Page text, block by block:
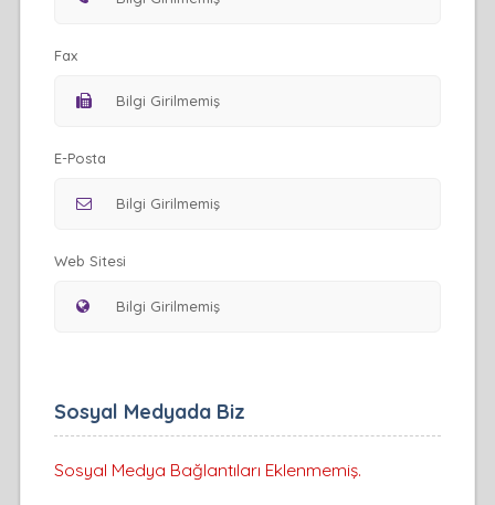
Fax
E-Posta
Web Sitesi
Sosyal Medyada Biz
Sosyal Medya Bağlantıları Eklenmemiş.